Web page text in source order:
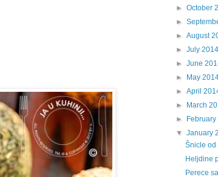
►October
►
►August
►July
►June
►
May
►April
►
March
►
▼ January
Šnicle od
Heljdine
Perece